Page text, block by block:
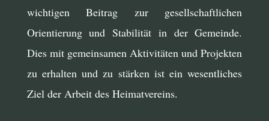
wichtigen Beitrag zur gesellschaftlichen
Orientierung und Stabilität in der Gemeinde.
Dies mit gemeinsamen Aktivitäten und Projekten
zu erhalten und zu stärken ist ein wesentliches
Ziel der Arbeit des Heimatvereins.